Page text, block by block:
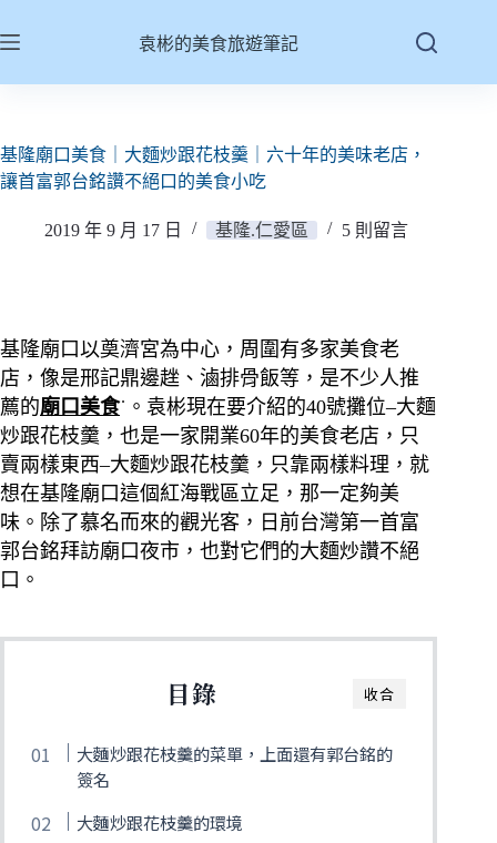
至
容
袁彬的美食旅遊筆記
基隆廟口美食｜大麵炒跟花枝羹｜六十年的美味老店，
讓首富郭台銘讚不絕口的美食小吃
2019 年 9 月 17 日 基隆.仁愛區 5 則留言
基隆廟口以奠濟宮為中心，周圍有多家美食老
店，像是邢記鼎邊趖、滷排骨飯等，是不少人推
薦的廟口美食˙。袁彬現在要介紹的40號攤位–大麵
炒跟花枝羹，也是一家開業60年的美食老店，只
賣兩樣東西–大麵炒跟花枝羹，只靠兩樣料理，就
想在基隆廟口這個紅海戰區立足，那一定夠美
味。除了慕名而來的觀光客，日前台灣第一首富
郭台銘拜訪廟口夜市，也對它們的大麵炒讚不絕
口。
收合
目錄
大麵炒跟花枝羹的菜單，上面還有郭台銘的
簽名
大麵炒跟花枝羹的環境